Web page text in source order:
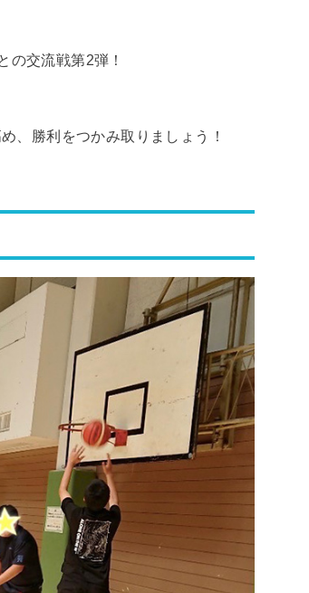
の交流戦第2弾！
、勝利をつかみ取りましょう！